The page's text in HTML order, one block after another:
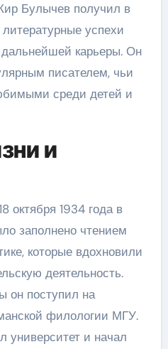
Булычев получил в
успехи
карьеры. Он
писателем, чьи
среди детей и
и
октября 1934 года в
заполнено чтением
которые вдохновили
деятельность.
он поступил на
филологии МГУ.
университет и начал